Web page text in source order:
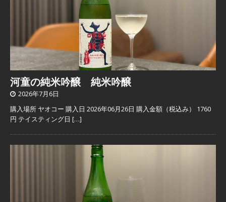
河童の純米吟醸 純米吟醸
2026年7月6日
購入場所 ヤオコー 購入日 2026年06月26日 購入金額（税込み） 1760
円 テイスティング日 […]